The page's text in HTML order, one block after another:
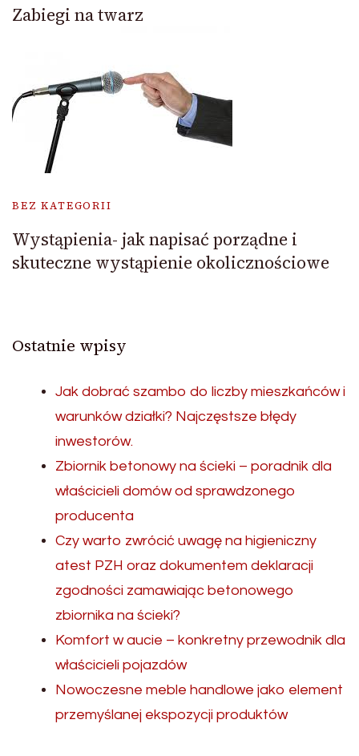
Zabiegi na twarz
BEZ KATEGORII
Wystąpienia- jak napisać porządne i
skuteczne wystąpienie okolicznościowe
Ostatnie wpisy
Jak dobrać szambo do liczby mieszkańców i
warunków działki? Najczęstsze błędy
inwestorów.
Zbiornik betonowy na ścieki – poradnik dla
właścicieli domów od sprawdzonego
producenta
Czy warto zwrócić uwagę na higieniczny
atest PZH oraz dokumentem deklaracji
zgodności zamawiając betonowego
zbiornika na ścieki?
Komfort w aucie – konkretny przewodnik dla
właścicieli pojazdów
Nowoczesne meble handlowe jako element
przemyślanej ekspozycji produktów